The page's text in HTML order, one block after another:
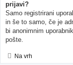
prijavi?
Samo registrirani
in še to samo, če je
bi anonimnim
pošte.
Na vrh